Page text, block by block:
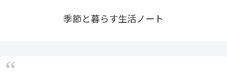
季節と暮らす生活ノート